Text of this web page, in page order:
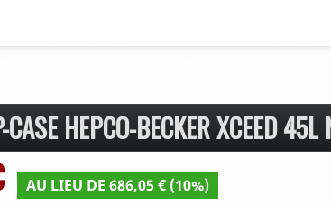
CASE HEPCO-BECKER XCEED 45L
AU LIEU DE 686,05 € (10%)